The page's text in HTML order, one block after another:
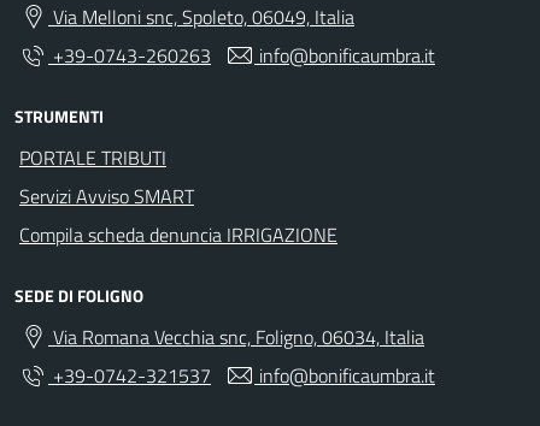
Via Melloni snc, Spoleto, 06049, Italia
+39-0743-260263
info@bonificaumbra.it
STRUMENTI
PORTALE TRIBUTI
Servizi Avviso SMART
Compila scheda denuncia IRRIGAZIONE
SEDE DI FOLIGNO
Via Romana Vecchia snc, Foligno, 06034, Italia
+39-0742-321537
info@bonificaumbra.it